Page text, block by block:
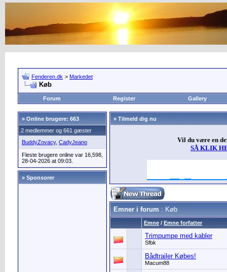
Fenderen.dk > Markedet
Køb
Forum Register Gallery
» Online brugere: 663
2 medlemmer og 661 gæster
BuddyZovacy, CadyJeano
Fleste brugere online var 16,598,
28-04-2026 at 09:03.
» Sponsorer
» Tilmeld dig nu
Vil du være en
SÅ KLIK
Emner i forum : Køb
Emne / Emne forfatter
Trimpumpe med kabler
Sfbk
Bådtrailer Købes!
Macum88